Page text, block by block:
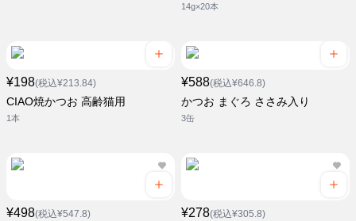
14g×20本
¥198(税込¥213.84)
CIAO焼かつお 高齢猫用
1本
¥588(税込¥646.8)
かつお まぐろ ささみ入り
3缶
¥498(税込¥547.8) ¥278(税込¥305.8)